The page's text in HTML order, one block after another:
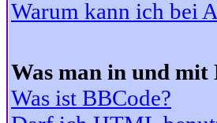
Warum kann ich bei
Was man in und
Was ist BBCode?